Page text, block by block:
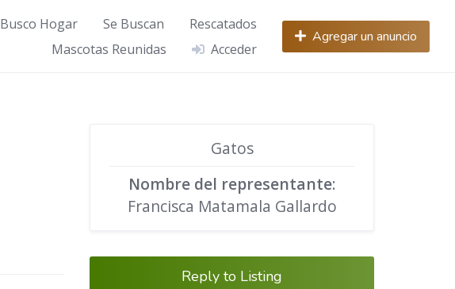
Busco Hogar Se Buscan
Rescatados
Mascotas Reunidas
Acceder
Agregar un anuncio
Gatos
Nombre del representante:
Francisca Matamala Gallardo
Reply to Listing